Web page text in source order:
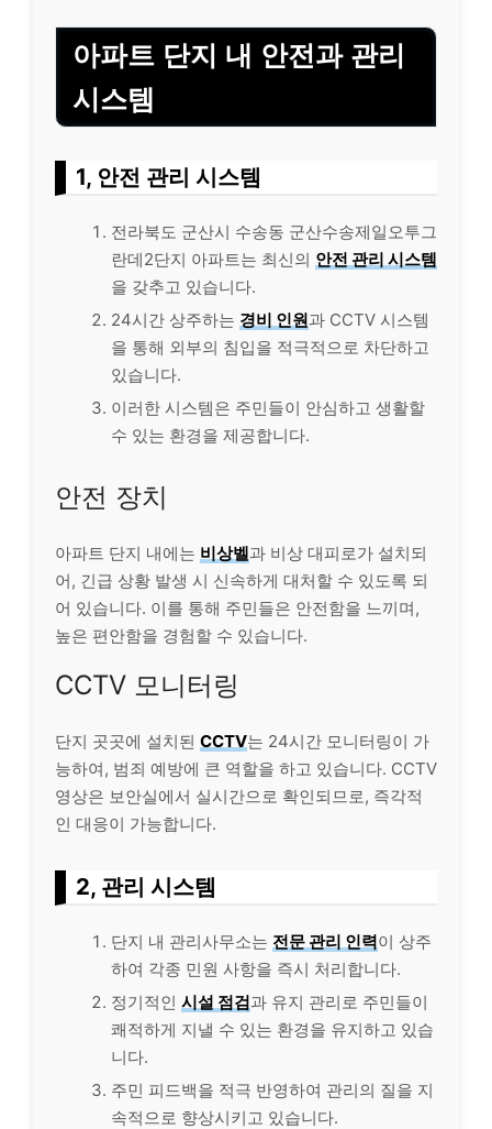
아파트 단지 내 안전과 관리
시스템
1, 안전 관리 시스템
전라북도 군산시 수송동 군산수송제일오투그
란데2단지 아파트는 최신의 안전 관리 시스템
을 갖추고 있습니다.
24시간 상주하는 경비 인원과 CCTV 시스템
을 통해 외부의 침입을 적극적으로 차단하고
있습니다.
이러한 시스템은 주민들이 안심하고 생활할
수 있는 환경을 제공합니다.
안전 장치
아파트 단지 내에는 비상벨과 비상 대피로가 설치되
어, 긴급 상황 발생 시 신속하게 대처할 수 있도록 되
어 있습니다. 이를 통해 주민들은 안전함을 느끼며,
높은 편안함을 경험할 수 있습니다.
CCTV 모니터링
단지 곳곳에 설치된 CCTV는 24시간 모니터링이 가
능하여, 범죄 예방에 큰 역할을 하고 있습니다. CCTV
영상은 보안실에서 실시간으로 확인되므로, 즉각적
인 대응이 가능합니다.
2, 관리 시스템
단지 내 관리사무소는 전문 관리 인력이 상주
하여 각종 민원 사항을 즉시 처리합니다.
정기적인 시설 점검과 유지 관리로 주민들이
쾌적하게 지낼 수 있는 환경을 유지하고 있습
니다.
주민 피드백을 적극 반영하여 관리의 질을 지
속적으로 향상시키고 있습니다.